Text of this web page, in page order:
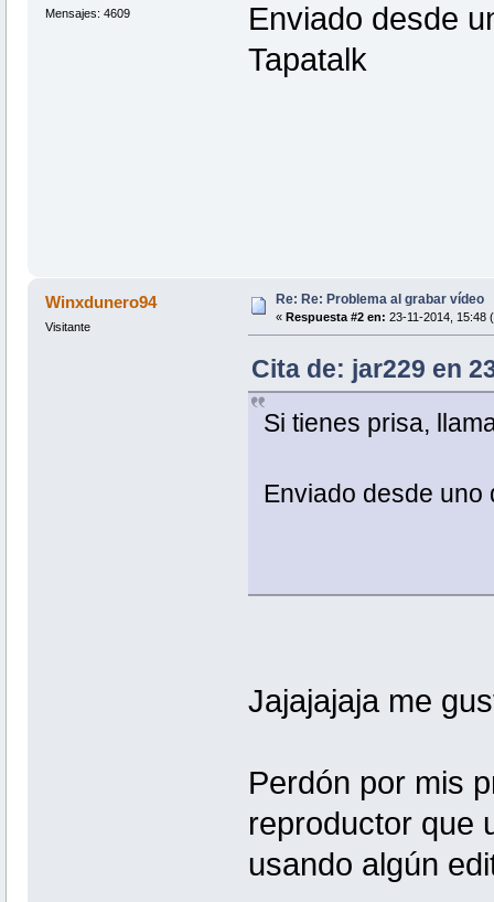
Mensajes: 4609
Enviado desde
Tapatalk
Winxdunero94
Visitante
Re: Re: Problema al grabar vídeo
« Respuesta #2 en: 23-11-2014, 15:48
Cita de: jar229 en
Si tienes prisa,
Enviado desde uno
Jajajajaja me
Perdón por mis
reproductor que
usando algún